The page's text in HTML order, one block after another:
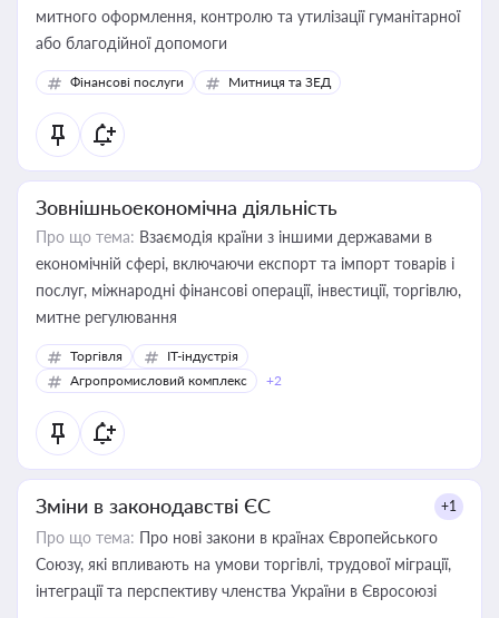
митного оформлення, контролю та утилізації гуманітарної
або благодійної допомоги
Фінансові послуги Митниця та ЗЕД
Зовнішньоекономічна діяльність
Про що тема: Взаємодія країни з іншими державами в
економічній сфері, включаючи експорт та імпорт товарів і
послуг, міжнародні фінансові операції, інвестиції, торгівлю,
митне регулювання
Торгівля
IT-індустрія
Агропромисловий комплекс
+2
Зміни в законодавстві ЄС +1
Про що тема: Про нові закони в країнах Європейського
Союзу, які впливають на умови торгівлі, трудової міграції,
інтеграції та перспективу членства України в Євросоюзі